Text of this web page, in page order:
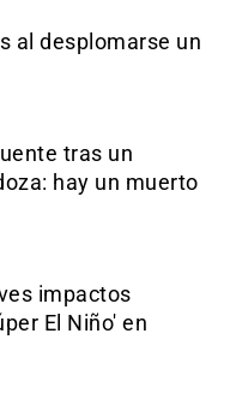
al desplomarse un
tras un
hay un muerto
impactos
El Niño' en